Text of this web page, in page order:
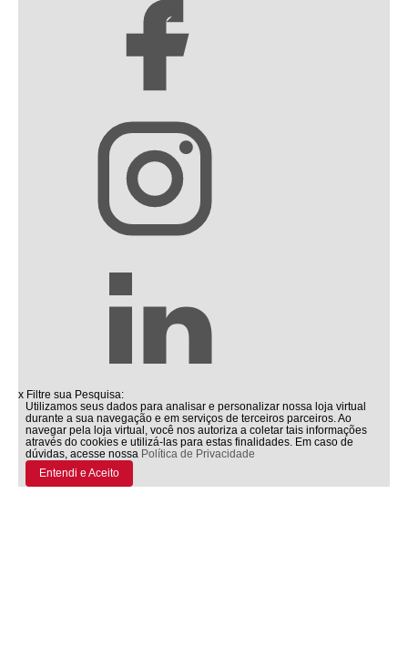
x Filtre sua Pesquisa:
Utilizamos seus dados para analisar e personalizar nossa loja virtual
durante a sua navegação e em serviços de terceiros parceiros. Ao
navegar pela loja virtual, você nos autoriza a coletar tais informações
através do cookies e utilizá-las para estas finalidades. Em caso de
dúvidas, acesse nossa Política de Privacidade
Entendi e Aceito